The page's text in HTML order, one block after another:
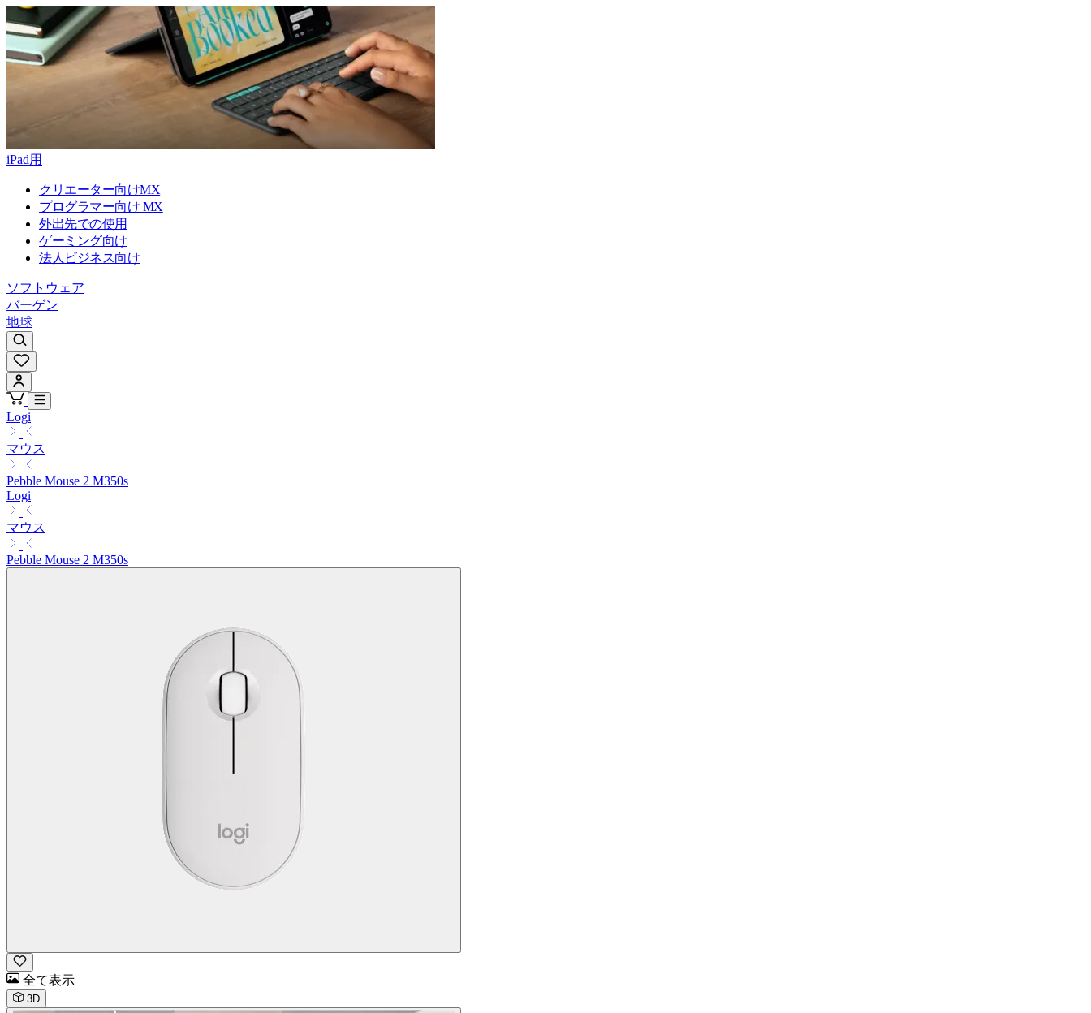
iPad用
クリエーター向けMX
プログラマー向け MX
外出先での使用
ゲーミング向け
法人ビジネス向け
ソフトウェア
バーゲン
地球
Logi
マウス
Pebble Mouse 2 M350s
Logi
マウス
Pebble Mouse 2 M350s
全て表示
3D